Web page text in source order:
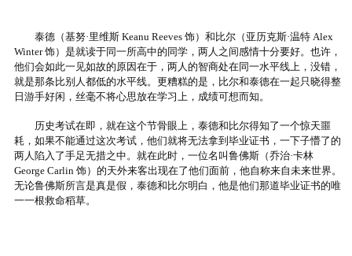
泰德（基努·里维斯 Keanu Reeves 饰）和比尔（亚历克斯·温特 Alex
Winter 饰）是就读于同一所高中的同学，两人之间感情十分要好。也许，
他们会如此一见如故的原因在于，两人的智商处在同一水平线上，没错，
就是那条比别人都低的水平线。更糟糕的是，比尔和泰德在一起只晓得整
日游手好闲，丝毫不将心思放在学习上，成绩可想而知。
历史考试在即，就在这个节骨眼上，泰德和比尔得知了一个惊天噩
耗，如果不能通过这次考试，他们就将无法拿到毕业证书，一下子懵了的
两人陷入了手足无措之中。就在此时，一位名叫鲁佛斯（乔治·卡林
George Carlin 饰）的天外来客出现在了他们面前，他自称来自未来世界。
无论鲁佛斯所言是真是假，泰德和比尔明白，他是他们那道毕业证书的唯
一一根救命稻草。